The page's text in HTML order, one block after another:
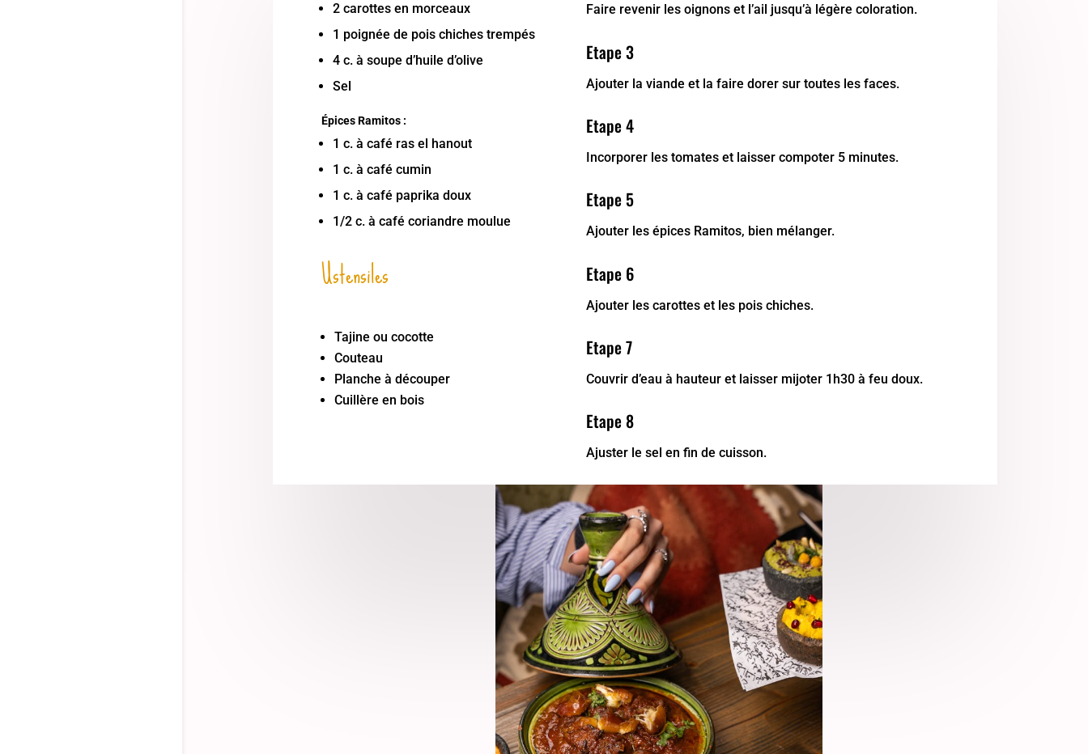
2 carottes en morceaux
1 poignée de pois chiches trempés
4 c. à soupe d’huile d’olive
Sel
Épices Ramitos :
1 c. à café ras el hanout
1 c. à café cumin
1 c. à café paprika doux
1/2 c. à café coriandre moulue
Ustensiles
Tajine ou cocotte
Couteau
Planche à découper
Cuillère en bois
Faire revenir les oignons et l’ail jusqu’à légère coloration.
Etape 3
Ajouter la viande et la faire dorer sur toutes les faces.
Etape 4
Incorporer les tomates et laisser compoter 5 minutes.
Etape 5
Ajouter les épices Ramitos, bien mélanger.
Etape 6
Ajouter les carottes et les pois chiches.
Etape 7
Couvrir d’eau à hauteur et laisser mijoter 1h30 à feu doux.
Etape 8
Ajuster le sel en fin de cuisson.